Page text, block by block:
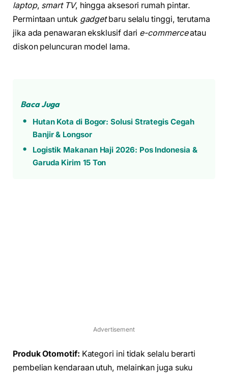
laptop, smart TV, hingga aksesori rumah pintar.
Permintaan untuk gadgetbaru selalu tinggi, terutama
jika ada penawaran eksklusif dari e-commerceatau
diskon peluncuran model lama.
Baca Juga
Hutan Kota di Bogor: Solusi Strategis Cegah
Banjir & Longsor
Logistik Makanan Haji 2026: Pos Indonesia &
Garuda Kirim 15 Ton
Advertisement
Produk Otomotif: Kategori ini tidak selalu berarti
pembelian kendaraan utuh, melainkan juga suku